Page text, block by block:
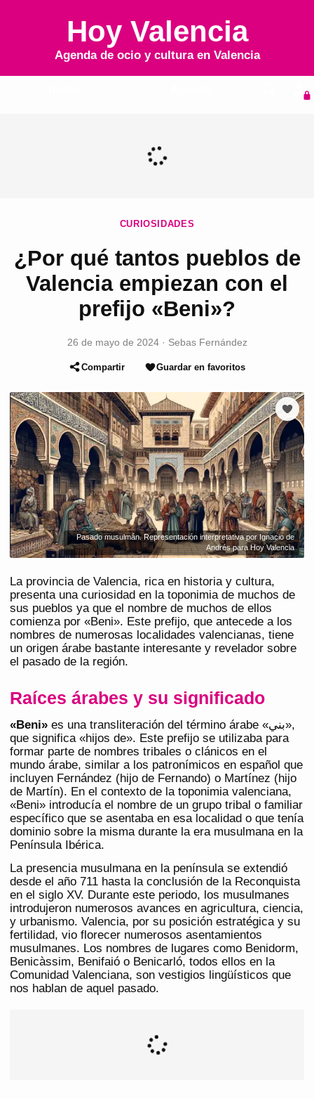
Hoy Valencia
Agenda de ocio y cultura en Valencia
CURIOSIDADES
¿Por qué tantos pueblos de
Valencia empiezan con el
prefijo «Beni»?
26 de mayo de 2024· Sebas Fernández
Compartir Guardar en favoritos
Pasado musulmán. Representación interpretativa por Ignacio de
Andrés para Hoy Valencia
La provincia de Valencia, rica en historia y cultura,
presenta una curiosidad en la toponimia de muchos de
sus pueblos ya que el nombre de muchos de ellos
comienza por «Beni». Este prefijo, que antecede a los
nombres de numerosas localidades valencianas, tiene
un origen árabe bastante interesante y revelador sobre
el pasado de la región.
Raíces árabes y su significado
«Beni» es una transliteración del término árabe «بني»,
que significa «hijos de». Este prefijo se utilizaba para
formar parte de nombres tribales o clánicos en el
mundo árabe, similar a los patronímicos en español que
incluyen Fernández (hijo de Fernando) o Martínez (hijo
de Martín). En el contexto de la toponimia valenciana,
«Beni» introducía el nombre de un grupo tribal o familiar
específico que se asentaba en esa localidad o que tenía
dominio sobre la misma durante la era musulmana en la
Península Ibérica.
La presencia musulmana en la península se extendió
desde el año 711 hasta la conclusión de la Reconquista
en el siglo XV. Durante este periodo, los musulmanes
introdujeron numerosos avances en agricultura, ciencia,
y urbanismo. Valencia, por su posición estratégica y su
fertilidad, vio florecer numerosos asentamientos
musulmanes. Los nombres de lugares como Benidorm,
Benicàssim, Benifaió o Benicarló, todos ellos en la
Comunidad Valenciana, son vestigios lingüísticos que
nos hablan de aquel pasado.